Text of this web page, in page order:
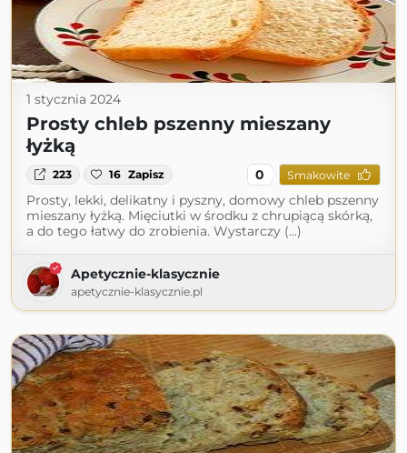
1 stycznia 2024
Prosty chleb pszenny mieszany
łyżką
223 16 Zapisz 0 Smakowite
Prosty, lekki, delikatny i pyszny, domowy chleb pszenny
mieszany łyżką. Mięciutki w środku z chrupiącą skórką,
a do tego łatwy do zrobienia. Wystarczy (...)
Apetycznie-klasycznie
apetycznie-klasycznie.pl